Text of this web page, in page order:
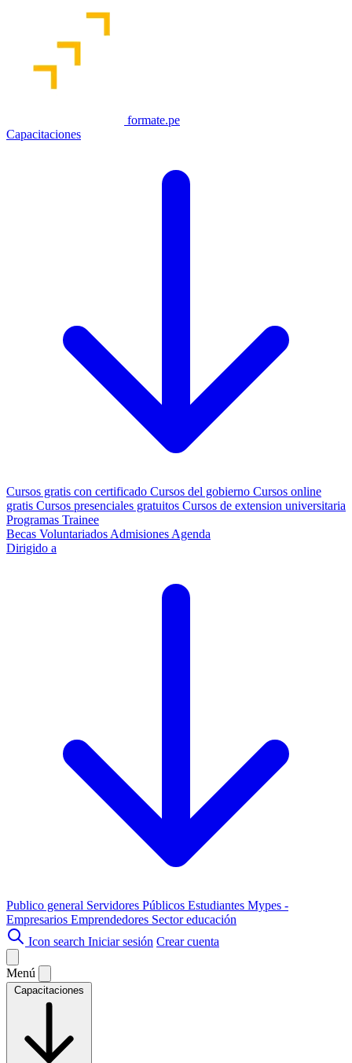
formate.pe
Capacitaciones
Cursos gratis con certificado Cursos del gobierno Cursos online
gratis Cursos presenciales gratuitos Cursos de extension universitaria
Programas Trainee
Becas Voluntariados Admisiones Agenda
Dirigido a
Publico general Servidores Públicos Estudiantes Mypes -
Empresarios Emprendedores Sector educación
Icon search Iniciar sesión Crear cuenta
Menú
Capacitaciones